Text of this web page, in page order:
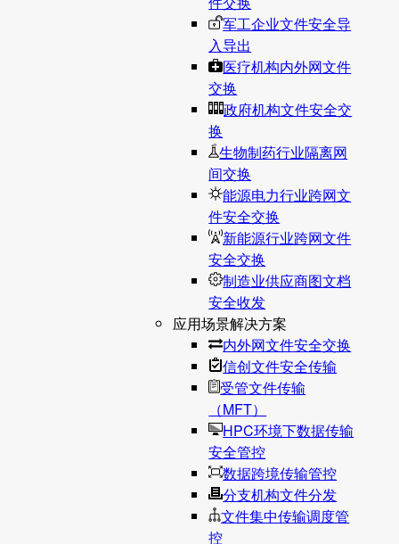
军工企业文件安全导
入导出
医疗机构内外网文件
交换
政府机构文件安全交
换
生物制药行业隔离网
间交换
能源电力行业跨网文
件安全交换
新能源行业跨网文件
安全交换
制造业供应商图文档
安全收发
应用场景解决方案
内外网文件安全交换
信创文件安全传输
受管文件传输
（MFT）
HPC环境下数据传输
安全管控
数据跨境传输管控
分支机构文件分发
文件集中传输调度管
控